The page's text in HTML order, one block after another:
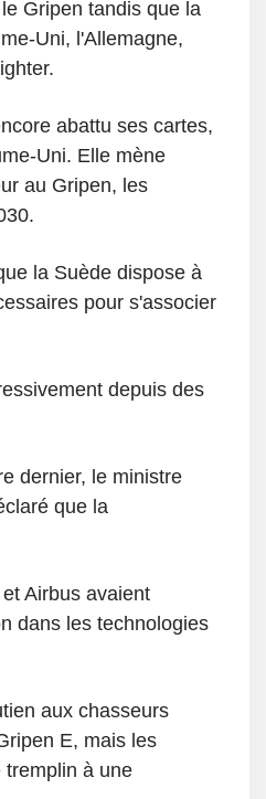
Gripen tandis que la
Uni, l'Allemagne,
abattu ses cartes,
Uni. Elle mène
au Gripen, les
la Suède dispose à
pour s'associer
depuis des
dernier, le ministre
que la
Airbus avaient
dans les technologies
aux chasseurs
E, mais les
à une